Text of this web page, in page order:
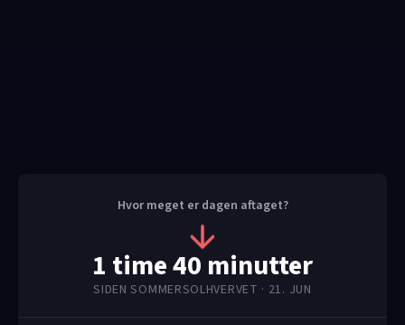
Hvor meget er dagen aftaget?
1 time 40 minutter
SIDEN SOMMERSOLHVERVET · 21. JUN